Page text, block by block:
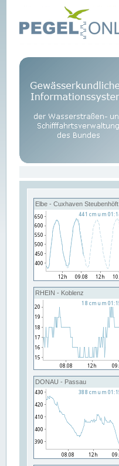
Elbe - Cuxhaven Steubenhöft
RHEIN - Koblenz
DONAU - Passau